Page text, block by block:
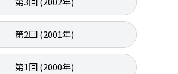
第2回 (2001年)
第1回 (2000年)